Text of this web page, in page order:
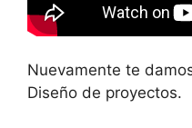
Nuevamente te
Diseño de proyectos.